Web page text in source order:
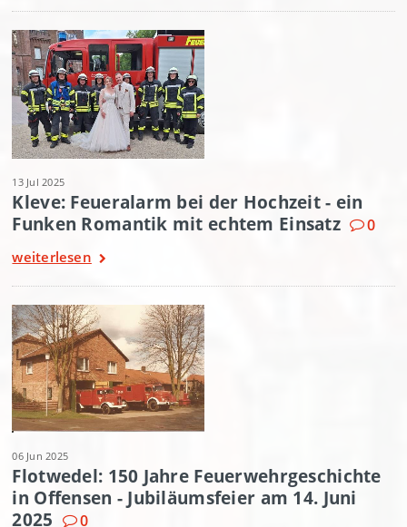
13 Jul 2025
Kleve: Feueralarm bei der Hochzeit - ein
Funken Romantik mit echtem Einsatz
0
weiterlesen
06 Jun 2025
Flotwedel: 150 Jahre Feuerwehrgeschichte
in Offensen - Jubiläumsfeier am 14. Juni
2025
0